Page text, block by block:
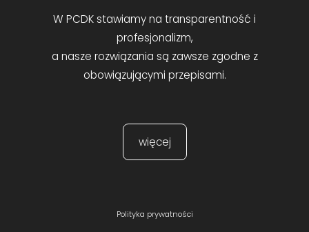
W PCDK stawiamy na transparentność i
profesjonalizm,
a nasze rozwiązania są zawsze zgodne z
obowiązującymi przepisami.
więcej
Polityka prywatności